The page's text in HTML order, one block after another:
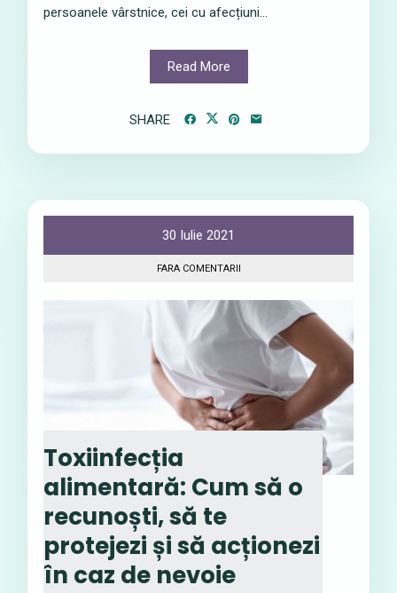
persoanele vârstnice, cei cu afecțiuni...
Read More
SHARE
30 Iulie 2021
FARA COMENTARII
Toxiinfecția
alimentară: Cum să o
recunoști, să te
protejezi și să acționezi
în caz de nevoie